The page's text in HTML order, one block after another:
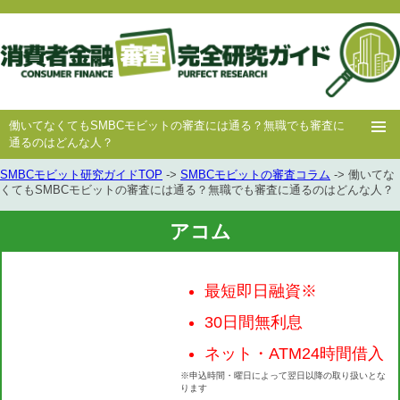
働いてなくてもSMBCモビットの審査には通る？無職でも審査に
通るのはどんな人？
ホー
ム
消費者
金融
中小消費者
金融
キャッシング
審査
キャッシング
豆知識
SMBCモビット研究ガイドTOP -> SMBCモビットの審査コラム -> 働いてな
くてもSMBCモビットの審査には通る？無職でも審査に通るのはどんな人？
アコム
最短即日融資※
30日間無利息
ネット・ATM24時間借入
※申込時間・曜日によって翌日以降の取り扱いとな
ります